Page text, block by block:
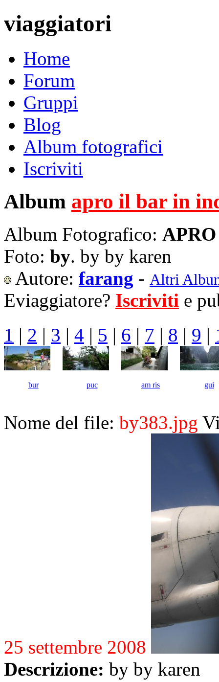
viaggiatori
Home
Forum
Gruppi
Blog
Album fotografici
Iscriviti
Album apro il bar in
Album Fotografico:
Foto: by. by by karen
Autore: farang - Altri
Eviaggiatore? Iscriviti e
1 | 2 | 3 | 4 | 5 | 6 | 7 | 8 | 9 |
bur puc am ris gui
Nome del file: by383.jpg
25 settembre 2008
Descrizione: by by karen